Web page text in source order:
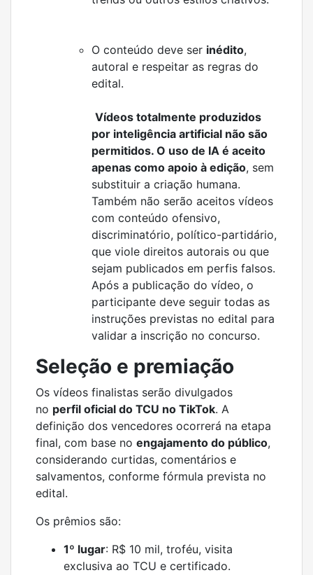
O conteúdo deve ser inédito,
autoral e respeitar as regras do
edital.
Vídeos totalmente produzidos
por inteligência artificial não são
permitidos. O uso de IA é aceito
apenas como apoio à edição, sem
substituir a criação humana.
Também não serão aceitos vídeos
com conteúdo ofensivo,
discriminatório, político-partidário,
que viole direitos autorais ou que
sejam publicados em perfis falsos.
Após a publicação do vídeo, o
participante deve seguir todas as
instruções previstas no edital para
validar a inscrição no concurso.
Seleção e premiação
Os vídeos finalistas serão divulgados
no perfil oficial do TCU no TikTok. A
definição dos vencedores ocorrerá na etapa
final, com base no engajamento do público,
considerando curtidas, comentários e
salvamentos, conforme fórmula prevista no
edital.
Os prêmios são:
1º lugar: R$ 10 mil, troféu, visita
exclusiva ao TCU e certificado.